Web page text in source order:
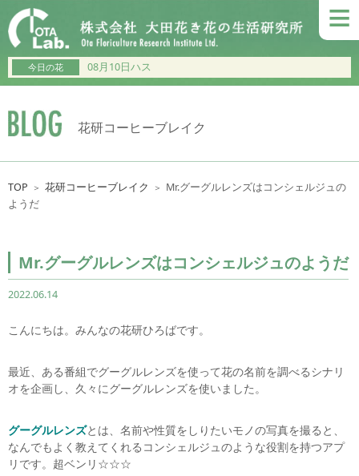
≡
今日の花 08月10日ハス
花研コーヒーブレイク
TOP ＞ 花研コーヒーブレイク ＞ Mr.グーグルレンズはコンシェルジュの
ようだ
Mr.グーグルレンズはコンシェルジュのようだ
2022.06.14
こんにちは。みんなの花研ひろばです。
最近、ある番組でグーグルレンズを使って花の名前を調べるシナリ
オを企画し、久々にグーグルレンズを使いました。
グーグルレンズとは、名前や性質をしりたいモノの写真を撮ると、
なんでもよく教えてくれるコンシェルジュのような役割を持つアプ
リです。超ベンリ☆☆☆